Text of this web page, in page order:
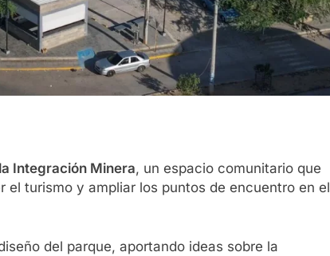
Integración Minera, un espacio comunitario que
turismo y ampliar los puntos de encuentro en el
del parque, aportando ideas sobre la